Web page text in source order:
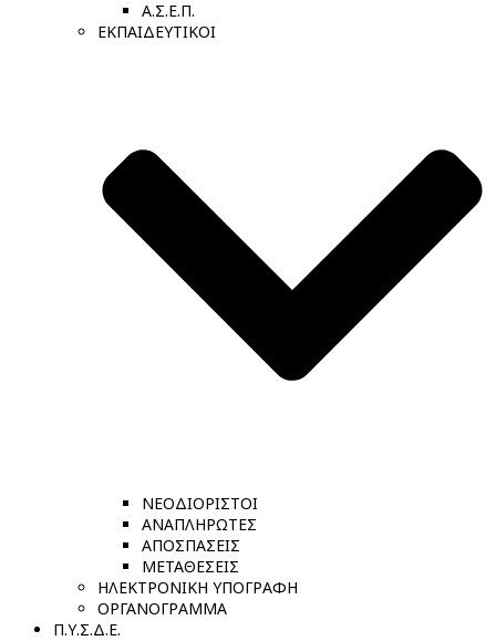
Α.Σ.Ε.Π.
ΕΚΠΑΙΔΕΥΤΙΚΟΙ
ΝΕΟΔΙΟΡΙΣΤΟΙ
ΑΝΑΠΛΗΡΩΤΕΣ
ΑΠΟΣΠΑΣΕΙΣ
ΜΕΤΑΘΕΣΕΙΣ
ΗΛΕΚΤΡΟΝΙΚΗ ΥΠΟΓΡΑΦΗ
ΟΡΓΑΝΟΓΡΑΜΜΑ
Π.Υ.Σ.Δ.Ε.